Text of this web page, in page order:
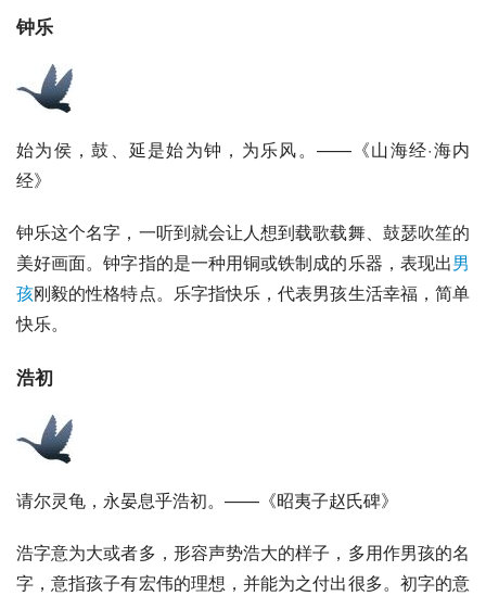
钟乐
始为侯，鼓、延是始为钟，为乐风。——《山海经·海内
经》
钟乐这个名字，一听到就会让人想到载歌载舞、鼓瑟吹笙的
美好画面。钟字指的是一种用铜或铁制成的乐器，表现出男
孩刚毅的性格特点。乐字指快乐，代表男孩生活幸福，简单
快乐。
浩初
请尔灵龟，永晏息乎浩初。——《昭夷子赵氏碑》
浩字意为大或者多，形容声势浩大的样子，多用作男孩的名
字，意指孩子有宏伟的理想，并能为之付出很多。初字的意